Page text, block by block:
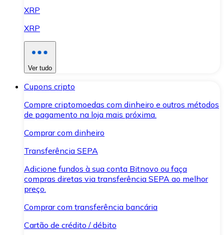
XRP
XRP
Ver tudo
Cupons cripto
Compre criptomoedas com dinheiro e outros métodos
de pagamento na loja mais próxima.
Comprar com dinheiro
Transferência SEPA
Adicione fundos à sua conta Bitnovo ou faça
compras diretas via transferência SEPA ao melhor
preço.
Comprar com transferência bancária
Cartão de crédito / débito